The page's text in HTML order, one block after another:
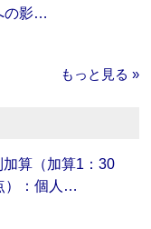
の影…
もっと見る »
加算（加算1：30
）：個人…